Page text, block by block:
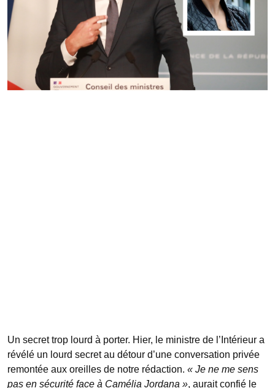
Un secret trop lourd à porter. Hier, le ministre de l’Intérieur a
révélé un lourd secret au détour d’une conversation privée
remontée aux oreilles de notre rédaction. « Je ne me sens
pas en sécurité face à Camélia Jordana », aurait confié le